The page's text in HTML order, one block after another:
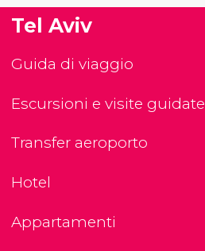
Tel Aviv
Guida di viaggio
Escursioni e visite guidate
Transfer aeroporto
Hotel
Appartamenti